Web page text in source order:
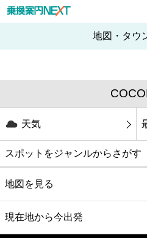
地図・タウ
天気
スポットをジャンルからさがす
グルメ
映画
地図を見る
現在地から今出発